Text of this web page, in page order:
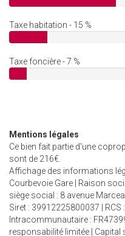
Taxe habitation - 15 %
Taxe foncière - 7 %
Mentions légales
Ce bien fait partie d'une
sont de 216€.
Affichage des informations
Courbevoie Gare | Raison
siège social : 8 avenue
Siret : 39912225800037 | RCS
Intracommunautaire :
responsabilité limitée | Capital